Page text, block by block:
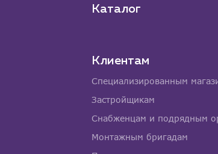
Каталог
Клиентам
Специализированным
Застройщикам
Снабженцам и подрядным
Монтажным бригадам